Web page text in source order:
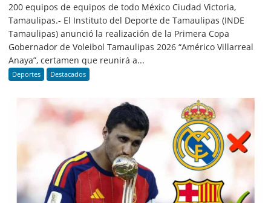
200 equipos de equipos de todo México Ciudad Victoria,
Tamaulipas.- El Instituto del Deporte de Tamaulipas (INDE
Tamaulipas) anunció la realización de la Primera Copa
Gobernador de Voleibol Tamaulipas 2026 “Américo Villarreal
Anaya”, certamen que reunirá a...
Deportes Destacados